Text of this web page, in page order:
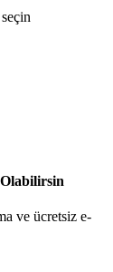
ve ücretsiz e-